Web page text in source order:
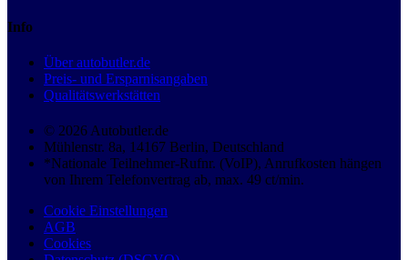
Info
Über autobutler.de
Preis- und Ersparnisangaben
Qualitätswerkstätten
© 2026 Autobutler.de
Mühlenstr. 8a, 14167 Berlin, Deutschland
*Nationale Teilnehmer-Rufnr. (VoIP), Anrufkosten hängen
von Ihrem Telefonvertrag ab, max. 49 ct/min.
Cookie Einstellungen
AGB
Cookies